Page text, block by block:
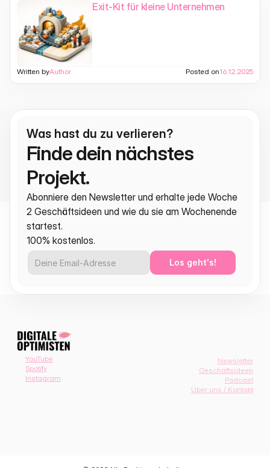
Exit-Kit für kleine Unternehmen
Written byAuthor Posted on16.12.2025
Was hast du zu verlieren?
Finde dein nächstes
Projekt.
Abonniere den Newsletter und erhalte jede Woche
2 Geschäftsideen und wie du sie am Wochenende
startest.
100% kostenlos.
Los geht's!
YouTube
Spotify
Instagram
Newsletter
Geschäftsideen
Podcast
Über uns / Kontakt